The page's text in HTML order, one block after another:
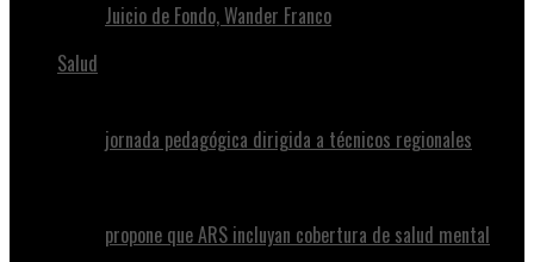
Juicio de Fondo, Wander Franco
Salud
jornada pedagógica dirigida a técnicos regionales
propone que ARS incluyan cobertura de salud mental